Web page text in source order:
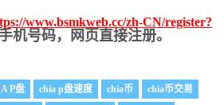
www.bsmkweb.cc/zh-CN/register?
机号码，网页直接注册。
P盘 chia p盘速度 chia币
chia币交易